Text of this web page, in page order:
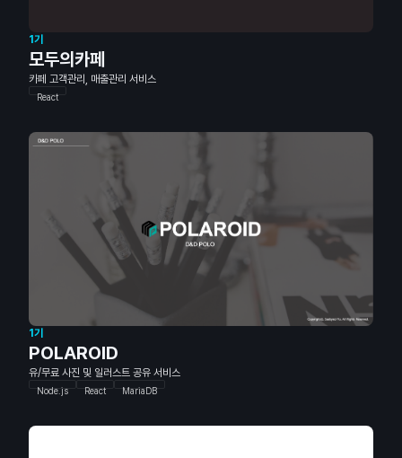
1기
모두의카페
카페 고객관리, 매출관리 서비스
React
1기
POLAROID
유/무료 사진 및 일러스트 공유 서비스
Node.js React MariaDB